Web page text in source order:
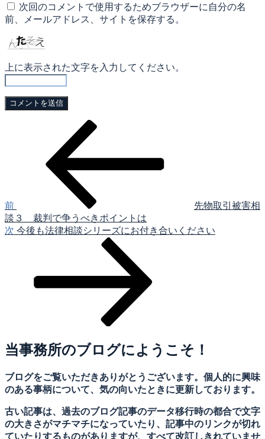
次回のコメントで使用するためブラウザーに自分の名
前、メールアドレス、サイトを保存する。
上に表示された文字を入力してください。
ゲ
ー
前
先物取引被害相
談３ 裁判で争うべきポイントは
次
次 今後も法律相談シリーズにお付き合いください
当事務所のブログにようこそ！
ブログをご覧いただきありがとうございます。個人的に興味
のある事柄について、気の向いたときに更新しております。
古い記事は、過去のブログ記事のデータ移行時の都合で文字
の大きさがマチマチになっていたり、記事中のリンクが切れ
ていたりするものがありますが、すべて改訂しきれていませ